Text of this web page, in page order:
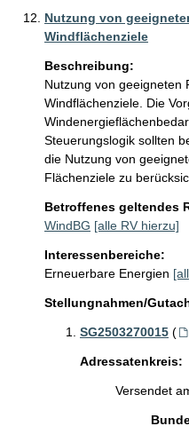
Nutzung von
Windflächenziele
Beschreibung:
Nutzung von geeigneten
Windflächenziele. Die
Steuerungslogik sollten
die Nutzung von
Flächenziele zu
Betroffenes geltendes
WindBG [alle RV hierzu]
Interessenbereiche:
Erneuerbare Energien
Stellungnahmen/
SG2503270015 (
Adressatenkreis:
Versendet